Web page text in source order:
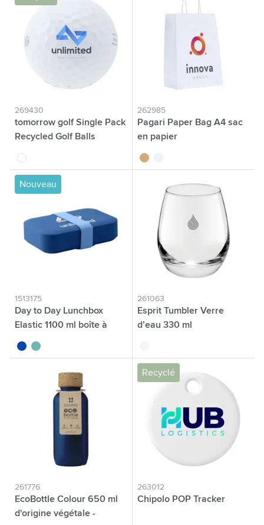
269430
tomorrow golf Single Pack
Recycled Golf Balls
blanc
262985
Pagari Paper Bag A4 sac
en papier
brun
Nouveau
1513175
Day to Day Lunchbox
Elastic 1100 ml boîte à
bleu cobalt
vert
261063
Esprit Tumbler Verre
d’eau 330 ml
261776
EcoBottle Colour 650 ml
d'origine végétale -
Recyclé
263012
Chipolo POP Tracker